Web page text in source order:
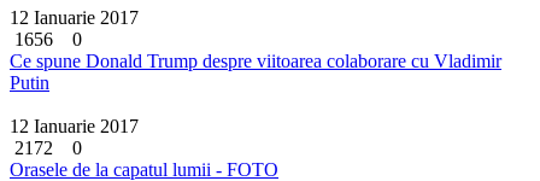
12 Ianuarie 2017
1656
0
Ce spune Donald Trump despre viitoarea colaborare cu Vladimir
Putin
12 Ianuarie 2017
2172
0
Orasele de la capatul lumii - FOTO